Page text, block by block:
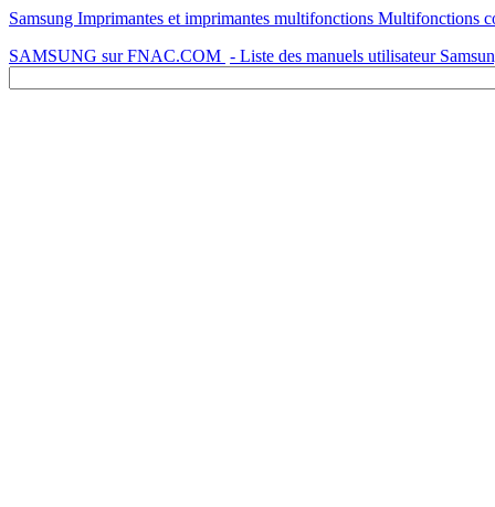
Samsung Imprimantes et imprimantes multifonctions
SAMSUNG sur FNAC.COM - Liste des manuels utilisateur